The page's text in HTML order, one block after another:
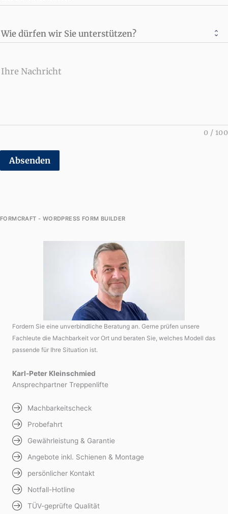
Wie dürfen wir Sie unterstützen?
Ihre Nachricht
0 / 100
Absenden
FORMCRAFT - WORDPRESS FORM BUILDER
Fordern Sie eine unverbindliche Beratung an. Gerne prüfen unsere
Fachleute die Machbarkeit vor Ort und beraten Sie, welches Modell das
passende für Ihre Situation ist.
Karl-Peter Kleinschmied
Ansprechpartner Treppenlifte
Machbarkeitscheck
Probefahrt
Gewährleistung & Garantie
Angebote inkl. Schienen & Montage
persönlicher Kontakt
Notfall-Hotline
TÜV-geprüfte Qualität